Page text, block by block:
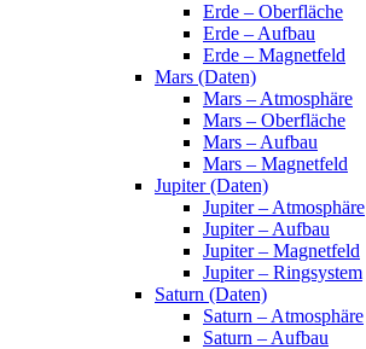
Erde – Oberfläche
Erde – Aufbau
Erde – Magnetfeld
Mars (Daten)
Mars – Atmosphäre
Mars – Oberfläche
Mars – Aufbau
Mars – Magnetfeld
Jupiter (Daten)
Jupiter – Atmosphäre
Jupiter – Aufbau
Jupiter – Magnetfeld
Jupiter – Ringsystem
Saturn (Daten)
Saturn – Atmosphäre
Saturn – Aufbau